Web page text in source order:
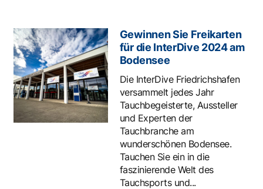
Gewinnen Sie Freikarten
für die InterDive 2024 am
Bodensee
Die InterDive Friedrichshafen
versammelt jedes Jahr
Tauchbegeisterte, Aussteller
und Experten der
Tauchbranche am
wunderschönen Bodensee.
Tauchen Sie ein in die
faszinierende Welt des
Tauchsports und...